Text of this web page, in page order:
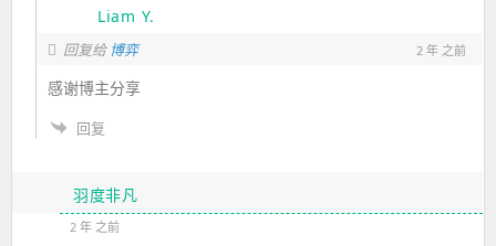
Liam Y.
回复给 博弈 2 年 之前
感谢博主分享
回复
羽度非凡
2 年 之前